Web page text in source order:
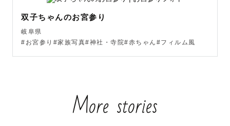
姿など、今しか残せないありのままの可愛い瞬間を大切に
しています👘
恋人や友達、ご家族にとっての大切な節目。あとで見返し
たときに、その日の光景や空気感まで思い出せるような、
双子ちゃんのお宮参り
岐阜県
#お宮参り#家族写真#神社・寺院#赤ちゃん#フィルム風
More stories